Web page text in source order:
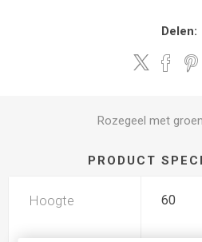
Delen:
Rozegeel met
PRODUCT
Hoogte 60